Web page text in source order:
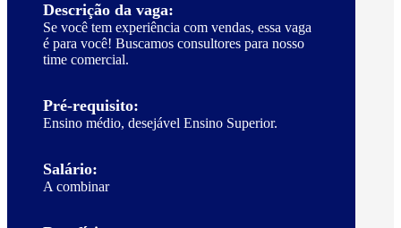
Descrição da vaga:
Se você tem experiência com vendas, essa vaga
é para você! Buscamos consultores para nosso
time comercial.
Pré-requisito:
Ensino médio, desejável Ensino Superior.
Salário:
A combinar